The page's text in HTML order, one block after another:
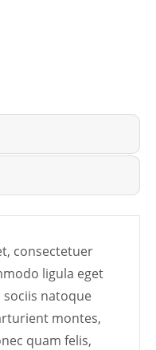
consectetuer
ligula eget
sociis natoque
montes,
quam felis,